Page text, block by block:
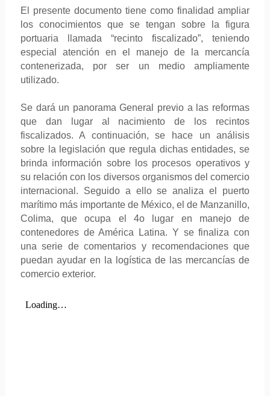
El presente documento tiene como finalidad ampliar
los conocimientos que se tengan sobre la figura
portuaria llamada “recinto fiscalizado”, teniendo
especial atención en el manejo de la mercancía
contenerizada, por ser un medio ampliamente
utilizado.
Se dará un panorama General previo a las reformas
que dan lugar al nacimiento de los recintos
fiscalizados. A continuación, se hace un análisis
sobre la legislación que regula dichas entidades, se
brinda información sobre los procesos operativos y
su relación con los diversos organismos del comercio
internacional. Seguido a ello se analiza el puerto
marítimo más importante de México, el de Manzanillo,
Colima, que ocupa el 4o lugar en manejo de
contenedores de América Latina. Y se finaliza con
una serie de comentarios y recomendaciones que
puedan ayudar en la logística de las mercancías de
comercio exterior.